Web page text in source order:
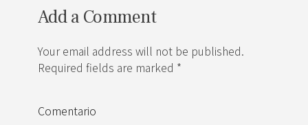
Add a Comment
Your email address will not be published.
Required fields are marked *
Comentario